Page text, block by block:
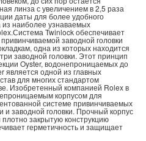
линза с увеличением в 2,5 раза
даты для более удобного
наиболее узнаваемых
Twinlock обеспечивает
заводной головки
одна из которых находится
заводной головки. Этот принцип
Oyster, водонепроницаемых до
является одной из главных
для многих стандартом
Изобретенный компанией Rolex в
корпусом для
системе привинчиваемых
заводной головки. Прочный корпус
закрытую конструкцию
герметичность и защищает